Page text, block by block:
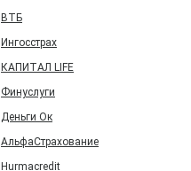
ВТБ
Ингосстрах
КАПИТАЛ LIFE
Финуслуги
Деньги Ок
АльфаСтрахование
Hurmacredit